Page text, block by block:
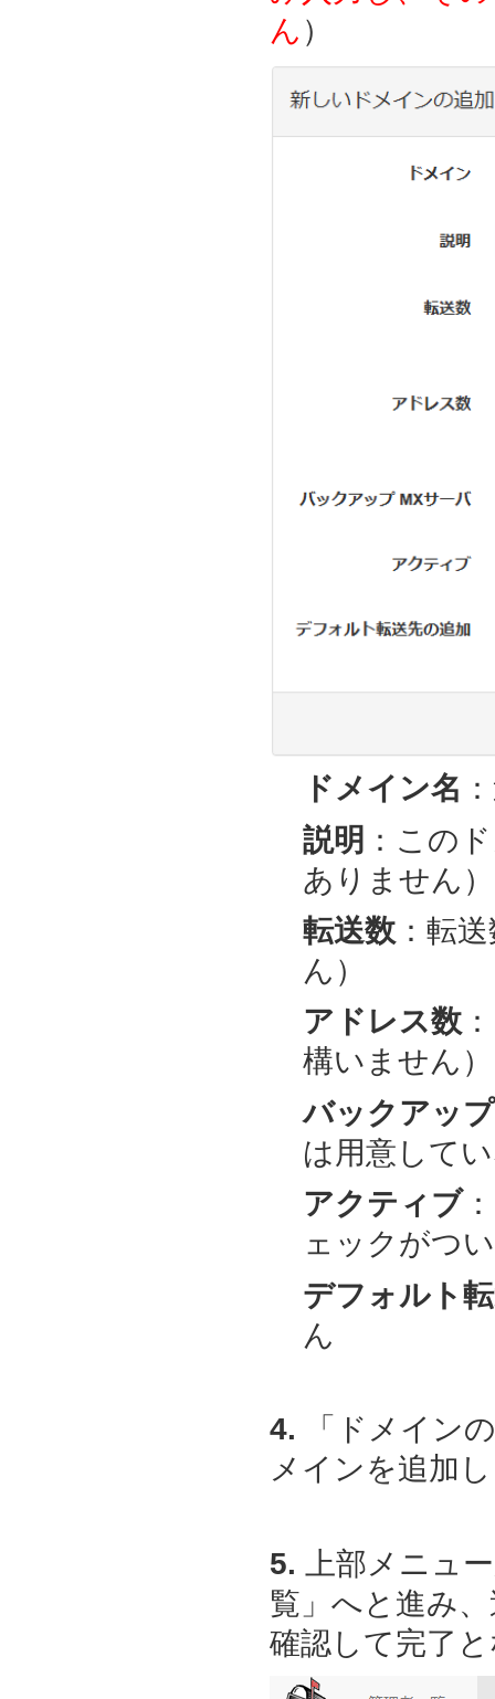
ん ）
ドメイン名
説明 ：この
ありません）
転送数：転
ん）
アドレス数
構いません）
バックアッ
は用意して
アクティブ
ェックがつ
デフォルト
ん
4. 「ドメイン
メインを追加
5. 上部メニュ
覧」へと進み
確認して完了